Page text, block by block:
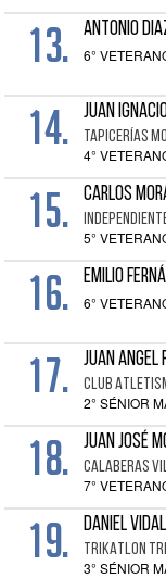
13. ANTONIO
6°
14. JUAN
TAPICERÍAS
4°
15. CARLOS
5°
16. EMILIO
6°
17. JUAN ANGEL
CLUB
2° SÉNIOR
18. JUAN JOSÉ
CALABERAS
7°
19. DANIEL
TRIKATLON
3° SÉNIOR